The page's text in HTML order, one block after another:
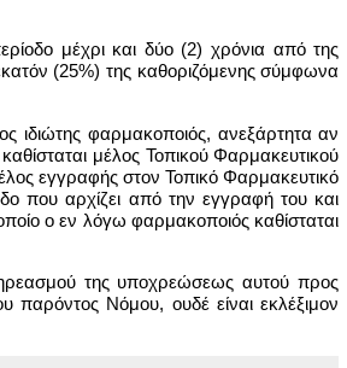
μέχρι και δύο (2) χρόνια από της
(25%) της καθοριζόμενης σύμφωνα
ιδιώτης φαρμακοποιός, ανεξάρτητα αν
μέλος Τοπικού Φαρμακευτικού
εγγραφής στον Τοπικό Φαρμακευτικό
που αρχίζει από την εγγραφή του και
ο εν λόγω φαρμακοποιός καθίσταται
της υποχρεώσεως αυτού προς
παρόντος Νόμου, ουδέ είναι εκλέξιμον